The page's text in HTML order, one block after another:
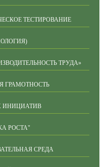
ТЕСТИРОВАНИЕ
ТРУДА»
ГРАМОТНОСТЬ
ИНИЦИАТИВ
РОСТА"
СРЕДА